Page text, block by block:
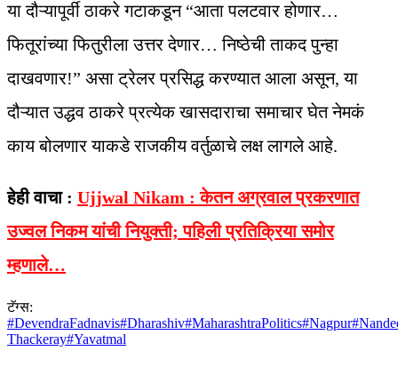
या दौऱ्यापूर्वी ठाकरे गटाकडून “आता पलटवार होणार…
फितूरांच्या फितुरीला उत्तर देणार… निष्ठेची ताकद पुन्हा
दाखवणार!” असा ट्रेलर प्रसिद्ध करण्यात आला असून, या
दौऱ्यात उद्धव ठाकरे प्रत्येक खासदाराचा समाचार घेत नेमकं
काय बोलणार याकडे राजकीय वर्तुळाचे लक्ष लागले आहे.
हेही वाचा : Ujjwal Nikam : केतन अग्रवाल प्रकरणात
उज्वल निकम यांची नियुक्ती; पहिली प्रतिक्रिया समोर
म्हणाले…
टॅग्स:
#DevendraFadnavis#Dharashiv#MaharashtraPolitics#Nagpur#
Thackeray#Yavatmal